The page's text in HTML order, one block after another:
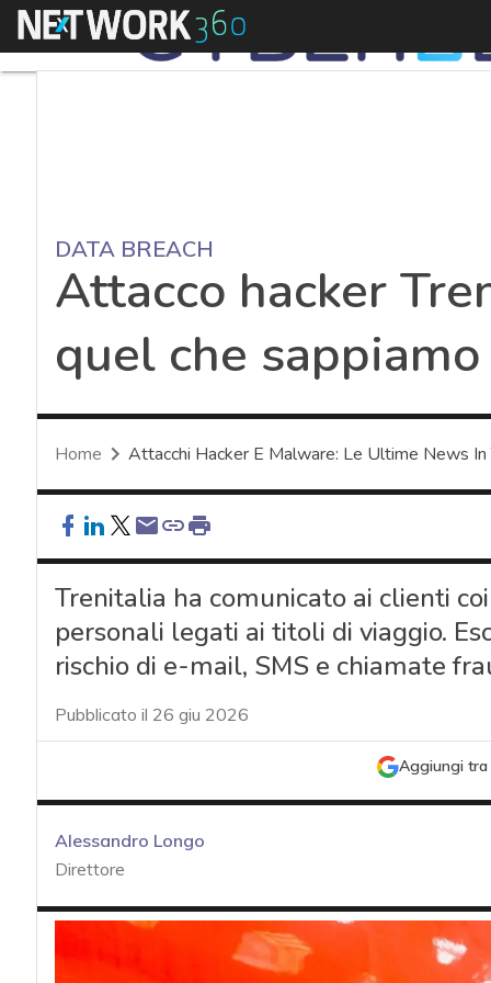
Menu
DATA BREACH
Attacco hacker
quel che sappiamo
Home Attacchi Hacker E Malware: Le Ultime News
Trenitalia ha comunicato ai clienti
personali legati ai titoli di viaggio.
rischio di e-mail, SMS e chiamate
Pubblicato il 26 giu 2026
Aggiungi tra
Alessandro Longo
Direttore